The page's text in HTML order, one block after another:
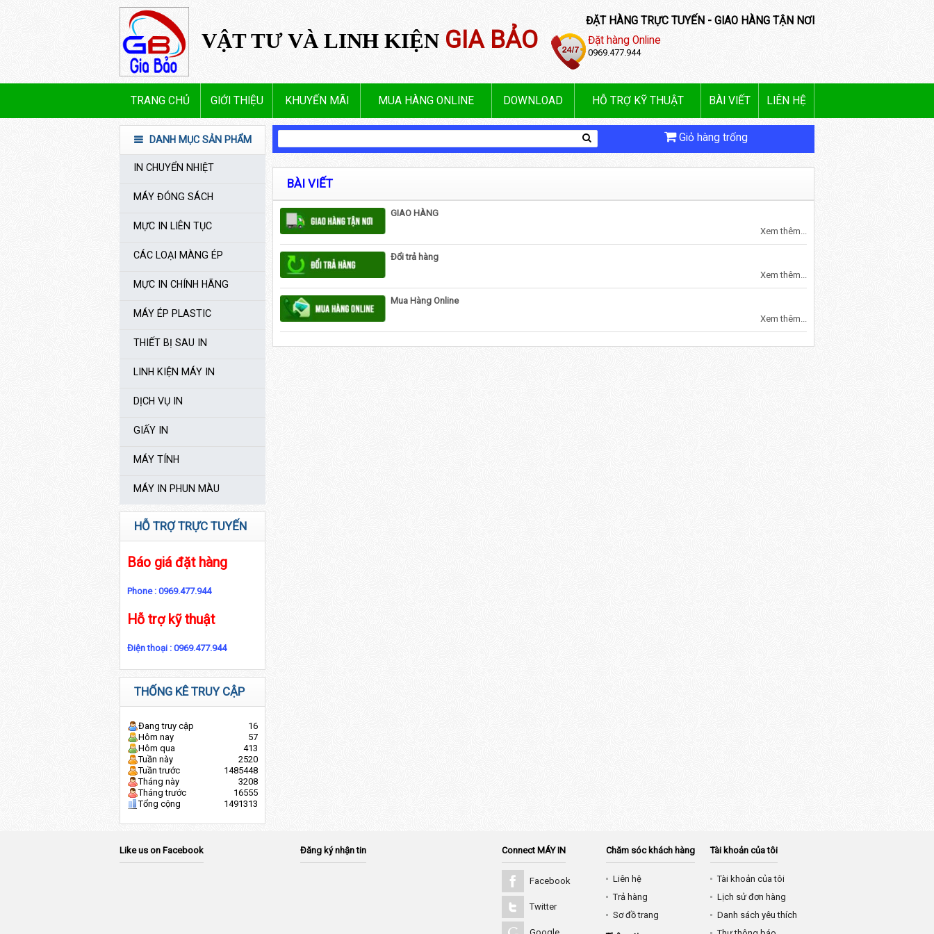
VẬT TƯ VÀ LINH KIỆN GIA BẢO
ĐẶT HÀNG TRỰC TUYẾN - GIAO HÀNG TẬN NƠI
Đặt hàng Online
0969.477.944
TRANG CHỦ GIỚI THIỆU KHUYẾN MÃI MUA HÀNG ONLINE DOWNLOAD HỖ TRỢ KỸ THUẬT BÀI VIẾT LIÊN HỆ
DANH MỤC SẢN PHẨM
IN CHUYỂN NHIỆT
MÁY ĐÓNG SÁCH
MỰC IN LIÊN TỤC
CÁC LOẠI MÀNG ÉP
MỰC IN CHÍNH HÃNG
MÁY ÉP PLASTIC
THIẾT BỊ SAU IN
LINH KIỆN MÁY IN
DỊCH VỤ IN
GIẤY IN
MÁY TÍNH
MÁY IN PHUN MÀU
HỖ TRỢ TRỰC TUYẾN
Báo giá đặt hàng
Phone : 0969.477.944
Hỗ trợ kỹ thuật
Điện thoại : 0969.477.944
THỐNG KÊ TRUY CẬP
Đang truy cập
16
Hôm nay
57
Hôm qua
413
Tuần này
2520
Tuần trước
1485448
Tháng này
3208
Tháng trước
16555
Tổng cộng
1491313
Giỏ hàng trống
BÀI VIẾT
GIAO HÀNG
Xem thêm...
Đổi trả hàng
Xem thêm...
Mua Hàng Online
Xem thêm...
Like us on Facebook Đăng ký nhận tin Connect MÁY IN
Facebook
Twitter
Chăm sóc khách hàng
Liên hệ
Trả hàng
Sơ đồ trang
Tài khoản của tôi
Tài khoản của tôi
Lịch sử đơn hàng
Danh sách yêu thích